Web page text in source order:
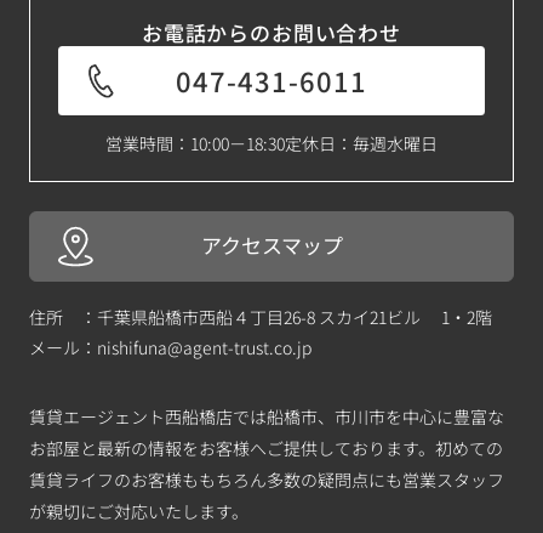
お電話からのお問い合わせ
047-431-6011
営業時間：10:00－18:30定休日：毎週水曜日
アクセスマップ
住所 ：千葉県船橋市西船４丁目26-8 スカイ21ビル 1・2階
メール： nishifuna@agent-trust.co.jp
賃貸エージェント西船橋店では船橋市、市川市を中心に豊富な
お部屋と最新の情報をお客様へご提供しております。初めての
賃貸ライフのお客様ももちろん多数の疑問点にも営業スタッフ
が親切にご対応いたします。